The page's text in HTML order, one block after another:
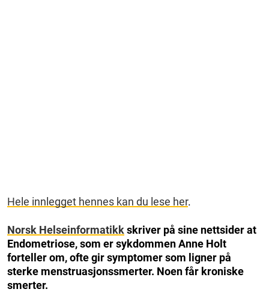
Hele innlegget hennes kan du lese her.
Norsk Helseinformatikkskriver på sine nettsider at
Endometriose, som er sykdommen Anne Holt
forteller om, ofte gir symptomer som ligner på
sterke menstruasjonssmerter. Noen får kroniske
smerter.